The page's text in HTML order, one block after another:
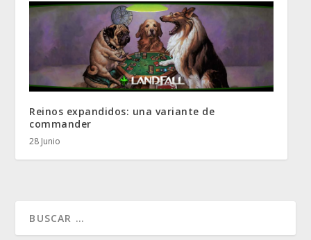
Reinos expandidos: una variante de
commander
28 Junio